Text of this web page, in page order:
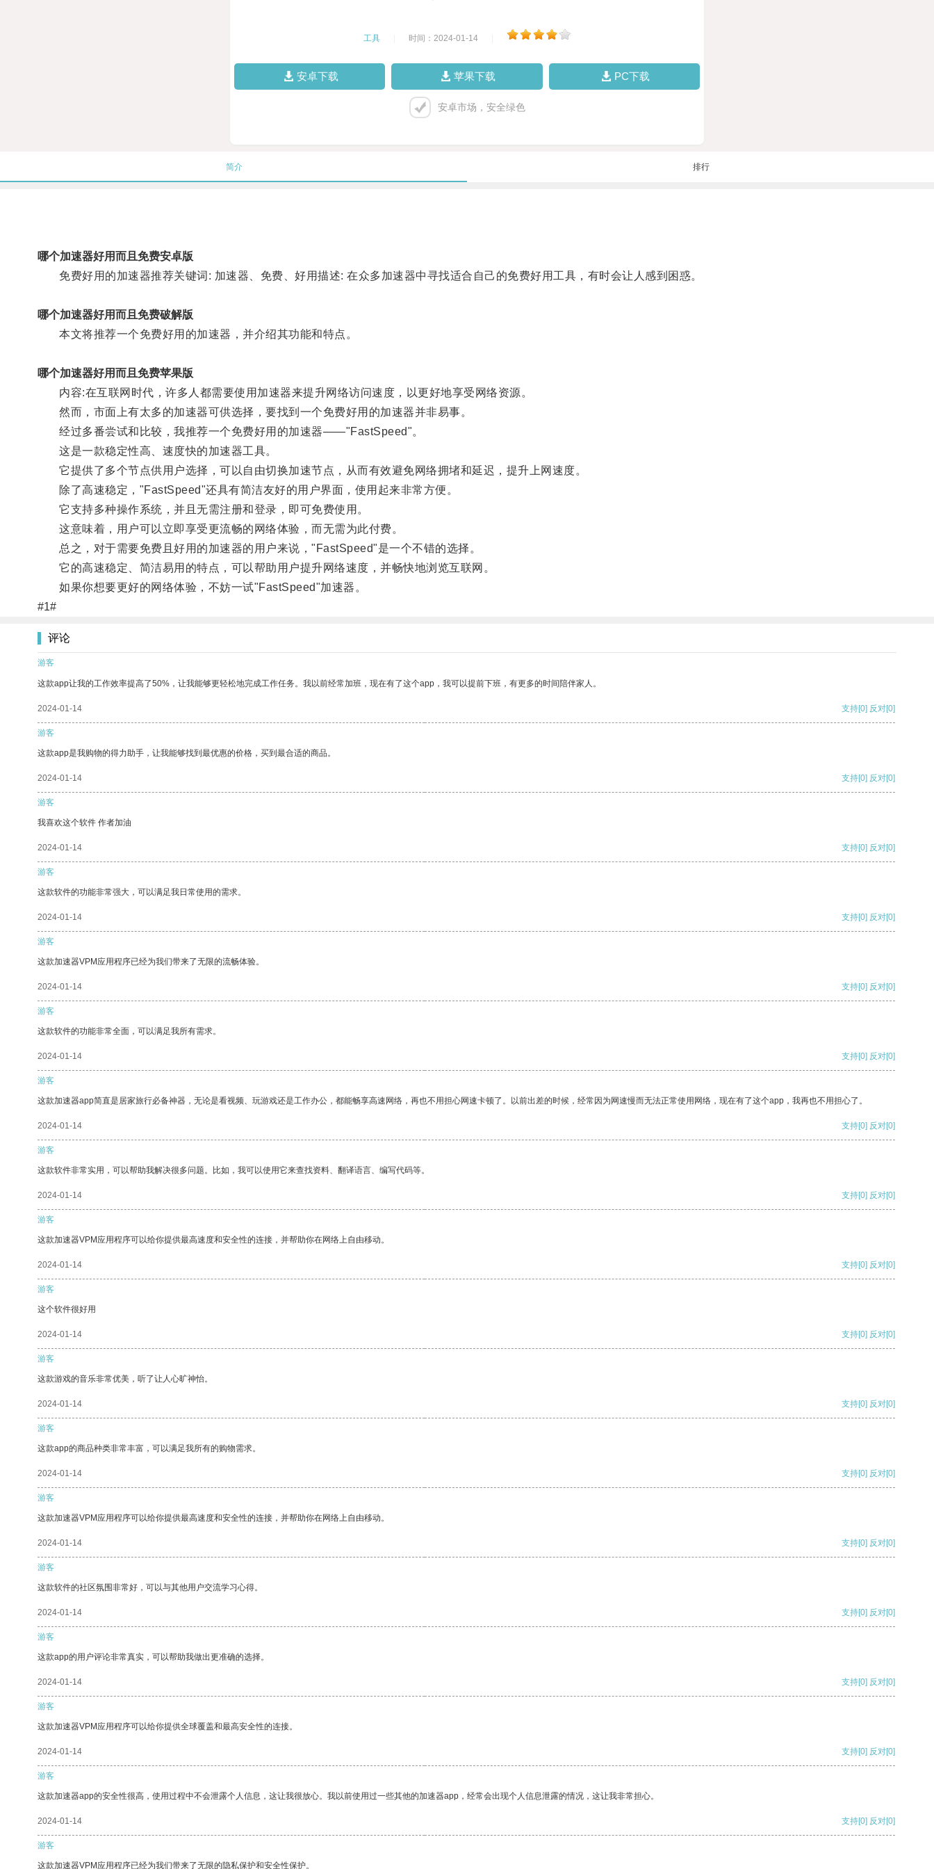
工具 时间：2024-01-14
安卓下载 苹果下载 PC下载
安卓市场，安全绿色
简介 排行
哪个加速器好用而且免费安卓版
免费好用的加速器推荐关键词: 加速器、免费、好用描述: 在众多加速器中寻找适合自己的免费好用工具，有时会让人感到困惑。
哪个加速器好用而且免费破解版
本文将推荐一个免费好用的加速器，并介绍其功能和特点。
哪个加速器好用而且免费苹果版
内容:在互联网时代，许多人都需要使用加速器来提升网络访问速度，以更好地享受网络资源。
然而，市面上有太多的加速器可供选择，要找到一个免费好用的加速器并非易事。
经过多番尝试和比较，我推荐一个免费好用的加速器——"FastSpeed"。
这是一款稳定性高、速度快的加速器工具。
它提供了多个节点供用户选择，可以自由切换加速节点，从而有效避免网络拥堵和延迟，提升上网速度。
除了高速稳定，"FastSpeed"还具有简洁友好的用户界面，使用起来非常方便。
它支持多种操作系统，并且无需注册和登录，即可免费使用。
这意味着，用户可以立即享受更流畅的网络体验，而无需为此付费。
总之，对于需要免费且好用的加速器的用户来说，"FastSpeed"是一个不错的选择。
它的高速稳定、简洁易用的特点，可以帮助用户提升网络速度，并畅快地浏览互联网。
如果你想要更好的网络体验，不妨一试"FastSpeed"加速器。
#1#
评论
游客
这款app让我的工作效率提高了50%，让我能够更轻松地完成工作任务。我以前经常加班，现在有了这个app，我可以提前下班，有更多的时间陪伴家人。
2024-01-14 支持[0] 反对[0]
游客
这款app是我购物的得力助手，让我能够找到最优惠的价格，买到最合适的商品。
2024-01-14 支持[0] 反对[0]
游客
我喜欢这个软件 作者加油
2024-01-14 支持[0] 反对[0]
游客
这款软件的功能非常强大，可以满足我日常使用的需求。
2024-01-14 支持[0] 反对[0]
游客
这款加速器VPM应用程序已经为我们带来了无限的流畅体验。
2024-01-14 支持[0] 反对[0]
游客
这款软件的功能非常全面，可以满足我所有需求。
2024-01-14 支持[0] 反对[0]
游客
这款加速器app简直是居家旅行必备神器，无论是看视频、玩游戏还是工作办公，都能畅享高速网络，再也不用担心网速卡顿了。以前出差的时候，经常因为网速慢而无法正常使用网络，现在有了这个app，我再也不用担心了。
2024-01-14 支持[0] 反对[0]
游客
这款软件非常实用，可以帮助我解决很多问题。比如，我可以使用它来查找资料、翻译语言、编写代码等。
2024-01-14 支持[0] 反对[0]
游客
这款加速器VPM应用程序可以给你提供最高速度和安全性的连接，并帮助你在网络上自由移动。
2024-01-14 支持[0] 反对[0]
游客
这个软件很好用
2024-01-14 支持[0] 反对[0]
游客
这款游戏的音乐非常优美，听了让人心旷神怡。
2024-01-14 支持[0] 反对[0]
游客
这款app的商品种类非常丰富，可以满足我所有的购物需求。
2024-01-14 支持[0] 反对[0]
游客
这款加速器VPM应用程序可以给你提供最高速度和安全性的连接，并帮助你在网络上自由移动。
2024-01-14 支持[0] 反对[0]
游客
这款软件的社区氛围非常好，可以与其他用户交流学习心得。
2024-01-14 支持[0] 反对[0]
游客
这款app的用户评论非常真实，可以帮助我做出更准确的选择。
2024-01-14 支持[0] 反对[0]
游客
这款加速器VPM应用程序可以给你提供全球覆盖和最高安全性的连接。
2024-01-14 支持[0] 反对[0]
游客
这款加速器app的安全性很高，使用过程中不会泄露个人信息，这让我很放心。我以前使用过一些其他的加速器app，经常会出现个人信息泄露的情况，这让我非常担心。
2024-01-14 支持[0] 反对[0]
游客
这款加速器VPM应用程序已经为我们带来了无限的隐私保护和安全性保护。